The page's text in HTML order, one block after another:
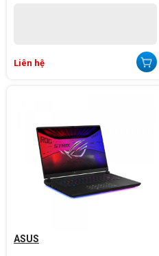
Liên hệ
ASUS